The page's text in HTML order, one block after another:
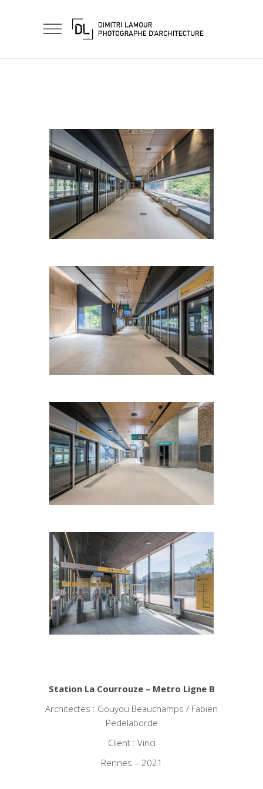
Station La Courrouze – Metro Ligne B
Architectes : Gouyou Beauchamps / Fabien
Pedelaborde
Client : Vinci
Rennes – 2021